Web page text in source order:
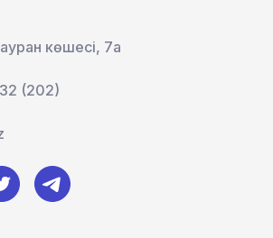
көшесі, 7а
(202)